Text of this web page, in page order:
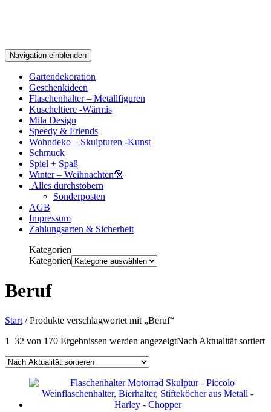
Navigation einblenden
Gartendekoration
Geschenkideen
Flaschenhalter – Metallfiguren
Kuscheltiere -Wärmis
Mila Design
Speedy & Friends
Wohndeko – Skulpturen -Kunst
Schmuck
Spiel + Spaß
Winter – Weihnachten🎅
Alles durchstöbern
Sonderposten
AGB
Impressum
Zahlungsarten & Sicherheit
Kategorien
Kategorien
Beruf
Start / Produkte verschlagwortet mit „Beruf“
1–32 von 170 Ergebnissen werden angezeigtNach Aktualität sortiert